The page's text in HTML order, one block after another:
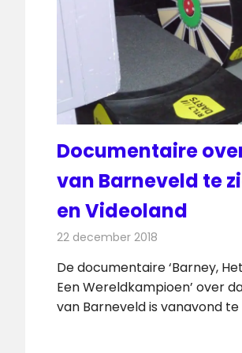
Documentaire
van Barneveld te
en Videoland
22 december 2018
De documentaire ‘Barney,
Een Wereldkampioen’ over
van Barneveld is vanavond te